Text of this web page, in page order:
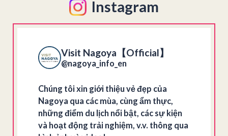
Instagram
Visit Nagoya【Official】
@nagoya_info_en
Chúng tôi xin giới thiệu vẻ đẹp của
Nagoya qua các mùa, cùng ẩm thực,
những điểm du lịch nổi bật, các sự kiện
và hoạt động trải nghiệm, v.v. thông qua